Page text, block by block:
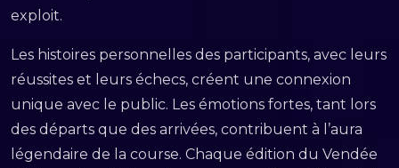
exploit.
Les histoires personnelles des participants, avec leurs
réussites et leurs échecs, créent une connexion
unique avec le public. Les émotions fortes, tant lors
des départs que des arrivées, contribuent à l’aura
légendaire de la course. Chaque édition du Vendée